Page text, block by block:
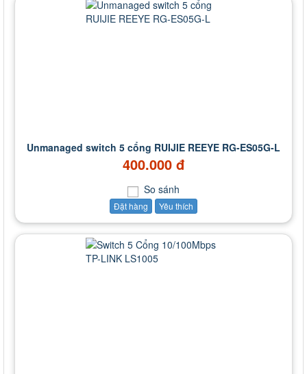
Unmanaged switch 5 cổng RUIJIE REEYE RG-ES05G-L
400.000 đ
So sánh
Đặt hàng Yêu thích